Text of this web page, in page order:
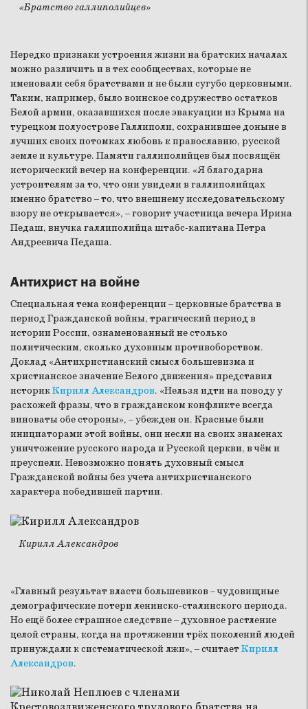
«Братство галлиполийцев»
Нередко признаки устроения жизни на братских началах
можно различить и в тех сообществах, которые не
именовали себя братствами и не были сугубо церковными.
Таким, например, было воинское содружество остатков
Белой армии, оказавшихся после эвакуации из Крыма на
турецком полуострове Галлиполи, сохранившее доныне в
лучших своих потомках любовь к православию, русской
земле и культуре. Памяти галлиполийцев был посвящён
исторический вечер на конференции. «Я благодарна
устроителям за то, что они увидели в галлиполийцах
именно братство – то, что внешнему исследовательскому
взору не открывается», – говорит участница вечера Ирина
Педаш, внучка галлиполийца штабс-капитана Петра
Андреевича Педаша.
Антихрист на войне
Специальная тема конференции – церковные братства в
период Гражданской войны, трагический период в
истории России, ознаменованный не столько
политическим, сколько духовным противоборством.
Доклад «Антихристианский смысл большевизма и
христианское значение Белого движения» представил
историкКирилл Александров. «Нельзя идти на поводу у
расхожей фразы, что в гражданском конфликте всегда
виноваты обе стороны», – убежден он. Красные были
инициаторами этой войны, они несли на своих знаменах
уничтожение русского народа и Русской церкви, в чём и
преуспели. Невозможно понять духовный смысл
Гражданской войны без учета антихристианского
характера победившей партии.
Кирилл Александров
«Главный результат власти большевиков – чудовищные
демографические потери ленинско-сталинского периода.
Но ещё более страшное следствие – духовное растление
целой страны, когда на протяжении трёх поколений людей
принуждали к систематической лжи», – считаетКирилл
Александров.